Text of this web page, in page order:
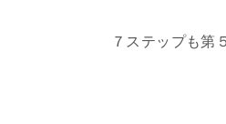
７ステップも第